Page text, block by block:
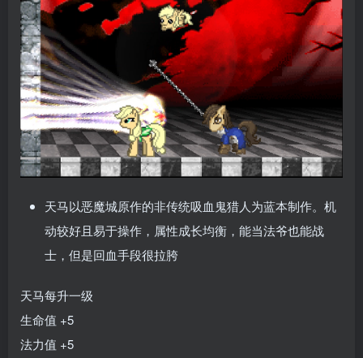
天马以恶魔城原作的非传统吸血鬼猎人为蓝本制作。机
动较好且易于操作，属性成长均衡，能当法爷也能战
士，但是回血手段很拉胯
天马每升一级
生命值 +5
法力值 +5